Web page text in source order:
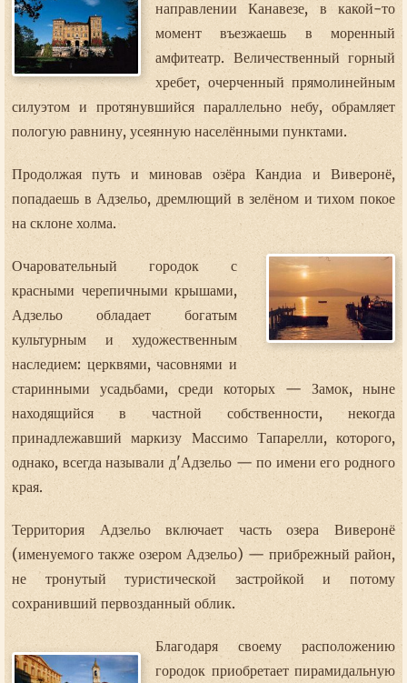
направлении Канавезе, в какой-то
момент въезжаешь в моренный
амфитеатр. Величественный горный
хребет, очерченный прямолинейным
силуэтом и протянувшийся параллельно небу, обрамляет
пологую равнину, усеянную населёнными пунктами.
Продолжая путь и миновав озёра Кандиа и Виверонё,
попадаешь в Адзельо, дремлющий в зелёном и тихом покое
на склоне холма.
Очаровательный городок с
красными черепичными крышами,
Адзельо обладает богатым
культурным и художественным
наследием: церквями, часовнями и
старинными усадьбами, среди которых — Замок, ныне
находящийся в частной собственности, некогда
принадлежавший маркизу Массимо Тапарелли, которого,
однако, всегда называли д'Адзельо — по имени его родного
края.
Территория Адзельо включает часть озера Виверонё
(именуемого также озером Адзельо) — прибрежный район,
не тронутый туристической застройкой и потому
сохранивший первозданный облик.
Благодаря своему расположению
городок приобретает пирамидальную